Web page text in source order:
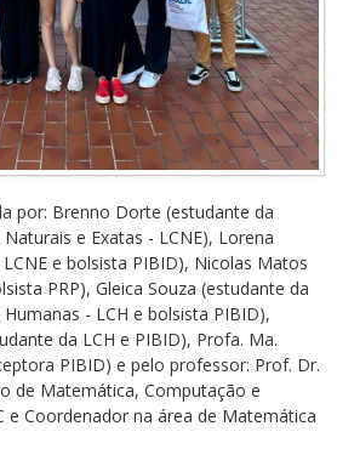
por: Brenno Dorte (estudante da
e Exatas - LCNE), Lorena
e bolsista PIBID), Nicolas Matos
PRP), Gleica Souza (estudante da
- LCH e bolsista PIBID),
da LCH e PIBID), Profa. Ma.
PIBID) e pelo professor: Prof. Dr.
de Matemática, Computação e
e Coordenador na área de Matemática